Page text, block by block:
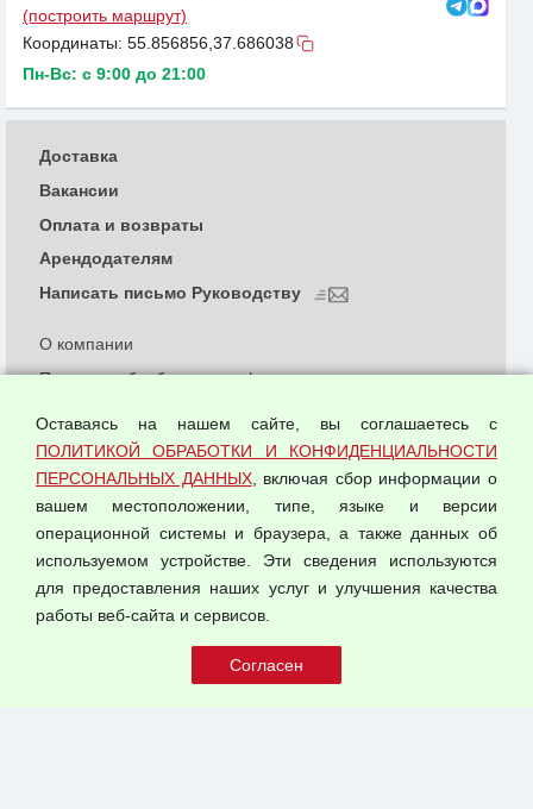
(построить маршрут)
Координаты: 55.856856,37.686038
Пн-Вс: с 9:00 до 21:00
© 2026 ООО "Феникс"
О компании
Политика обработки и конфиденциальности
Согласием на обработку персональных данных
Оферта оптовой купли-продажи
Публичная оферта
Доставка
Вакансии
Оплата и возвраты
Арендодателям
Написать письмо Руководству
Оставаясь на нашем сайте, вы соглашаетесь с
ПОЛИТИКОЙ ОБРАБОТКИ И КОНФИДЕНЦИАЛЬНОСТИ
ПЕРСОНАЛЬНЫХ ДАННЫХ, включая сбор информации о
вашем местоположении, типе, языке и версии
операционной системы и браузера, а также данных об
используемом устройстве. Эти сведения используются
для предоставления наших услуг и улучшения качества
работы веб-сайта и сервисов.